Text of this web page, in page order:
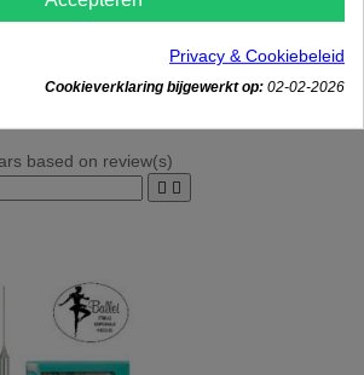
based on review(s)
 
Privacy & Cookiebeleid
Cookieverklaring bijgewerkt op: 02-02-2026